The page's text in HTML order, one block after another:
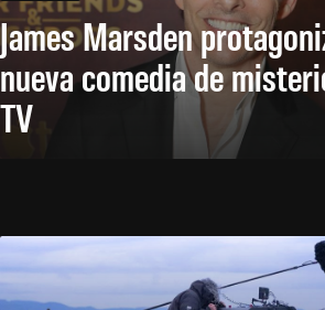
James Marsden
nueva comedia de
TV